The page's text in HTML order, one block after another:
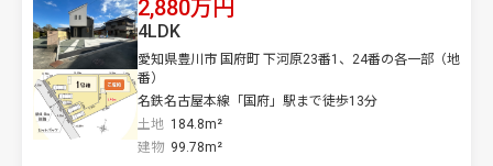
2,880万円
愛知県豊川市 国府町 下河原23番1、24番の各一部（地
番）
名鉄名古屋本線「国府」駅まで徒歩13分
土地 184.8m²
4LDK
建物 99.78m²